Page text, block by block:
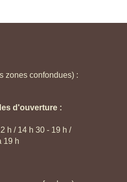
zones confondues) :
d'ouverture :
h / 14 h 30 - 19 h /
19 h